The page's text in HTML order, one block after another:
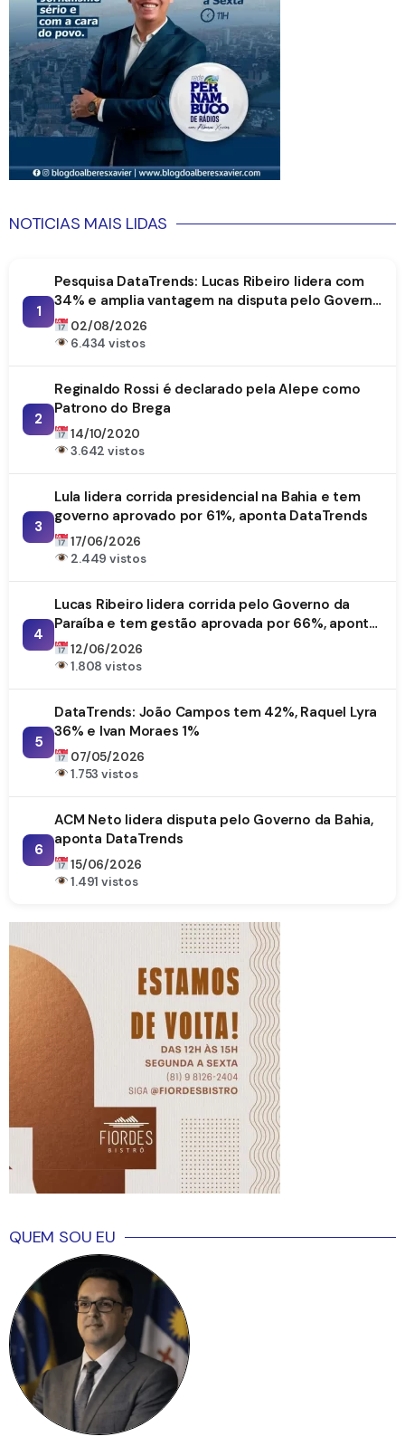
NOTICIAS MAIS LIDAS
1
Pesquisa DataTrends: Lucas Ribeiro lidera com
34% e amplia vantagem na disputa pelo Governo
da Paraíba
02/08/2026
6.434 vistos
2
Reginaldo Rossi é declarado pela Alepe como
Patrono do Brega
14/10/2020
3.642 vistos
3
Lula lidera corrida presidencial na Bahia e tem
governo aprovado por 61%, aponta DataTrends
17/06/2026
2.449 vistos
4
Lucas Ribeiro lidera corrida pelo Governo da
Paraíba e tem gestão aprovada por 66%, aponta
DataTrends
12/06/2026
1.808 vistos
5
DataTrends: João Campos tem 42%, Raquel Lyra
36% e Ivan Moraes 1%
07/05/2026
1.753 vistos
6
ACM Neto lidera disputa pelo Governo da Bahia,
aponta DataTrends
15/06/2026
1.491 vistos
QUEM SOU EU